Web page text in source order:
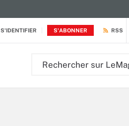
S'IDENTIFIER S'ABONNER RSS